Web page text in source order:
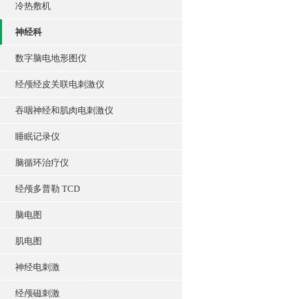
冷热敷机
神经科
数字脑电地形图仪
经颅经皮关联电刺激仪
吞咽神经和肌肉电刺激仪
睡眠记录仪
脑循环治疗仪
经颅多普勒 TCD
脑电图
肌电图
神经电刺激
经颅磁刺激